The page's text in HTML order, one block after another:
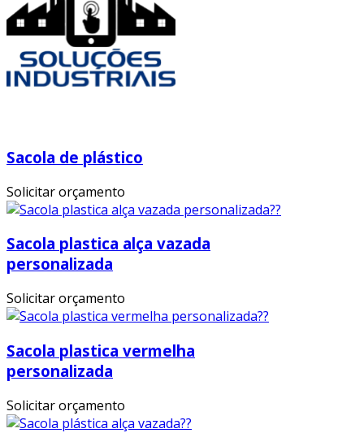
Sacola de plástico
Solicitar orçamento
Sacola plastica alça vazada
personalizada
Solicitar orçamento
Sacola plastica vermelha
personalizada
Solicitar orçamento